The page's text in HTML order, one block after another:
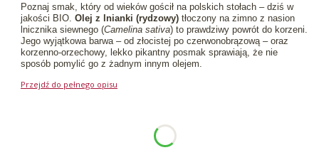
Poznaj smak, który od wieków gościł na polskich stołach – dziś w
jakości BIO. Olej z lnianki (rydzowy) tłoczony na zimno z nasion
lnicznika siewnego (Camelina sativa) to prawdziwy powrót do korzeni.
Jego wyjątkowa barwa – od złocistej po czerwonobrązową – oraz
korzenno-orzechowy, lekko pikantny posmak sprawiają, że nie
sposób pomylić go z żadnym innym olejem.
Przejdź do pełnego opisu